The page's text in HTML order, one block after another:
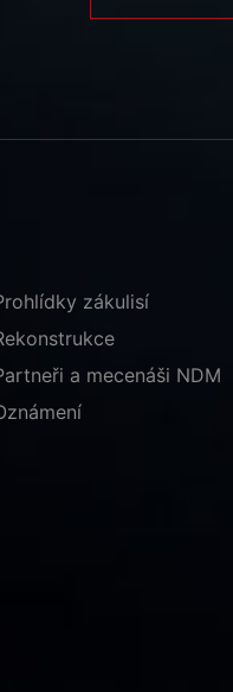
zákulisí
a mecenáši NDM